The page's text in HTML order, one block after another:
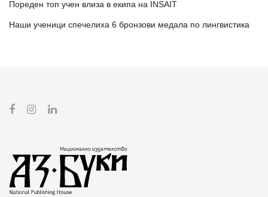
Пореден топ учен влиза в екипа на INSAIT
Наши ученици спечелиха 6 бронзови медала по лингвистика